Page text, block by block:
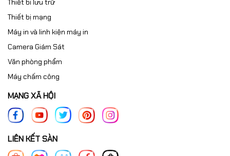
Thiết bi lưu trữ
Thiết bị mạng
Máy in và linh kiện máy in
Camera Giám Sát
Văn phòng phẩm
Máy chấm công
MẠNG XÃ HỘI
LIÊN KẾT SÀN